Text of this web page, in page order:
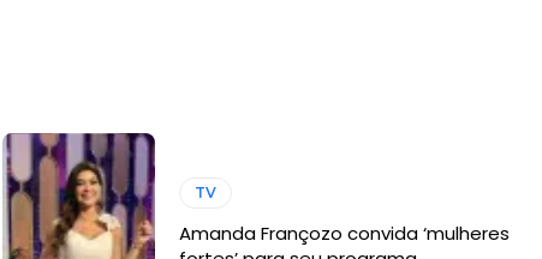
TV
Amanda Françozo convida ‘mulheres